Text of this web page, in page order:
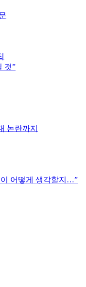
것”
논란까지
이 어떻게 생각할지…”